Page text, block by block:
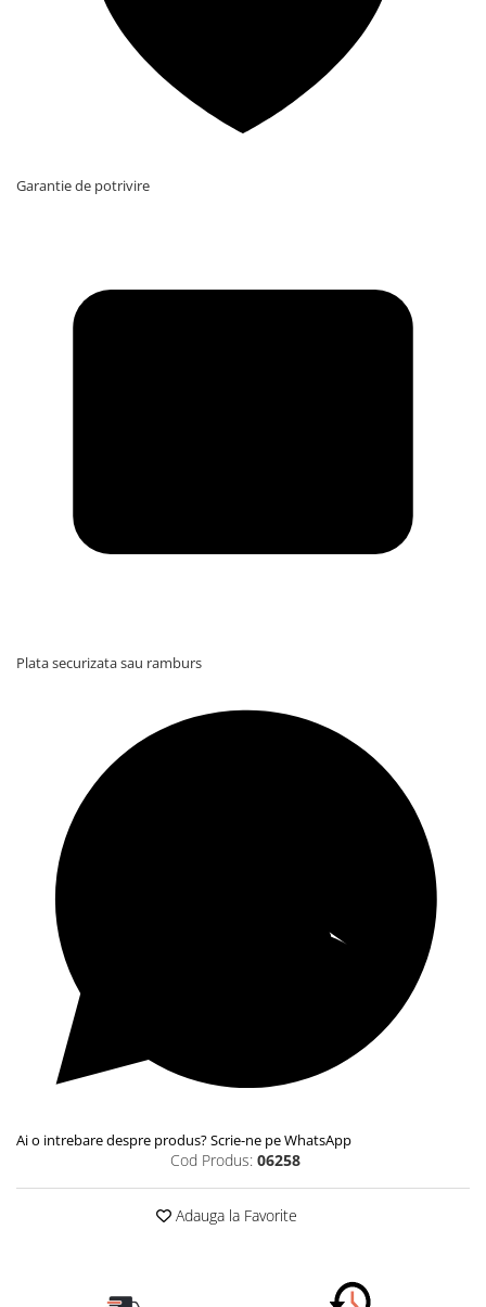
Garantie de potrivire
Plata securizata sau ramburs
Ai o intrebare despre produs? Scrie-ne pe WhatsApp
Cod Produs: 06258
Adauga la Favorite